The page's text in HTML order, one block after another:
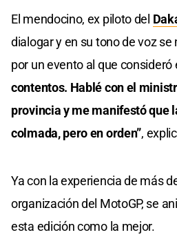
El mendocino, ex piloto del
dialogar y en su tono de voz
por un evento al que consideró
contentos. Hablé con el
provincia y me manifestó que
colmada, pero en orden”,
Ya con la experiencia de más
organización del MotoGP, se
esta edición como la mejor.